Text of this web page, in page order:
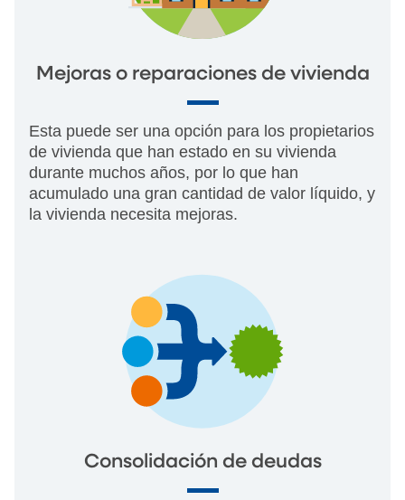
Mejoras o reparaciones de vivienda
Esta puede ser una opción para los propietarios
de vivienda que han estado en su vivienda
durante muchos años, por lo que han
acumulado una gran cantidad de valor líquido, y
la vivienda necesita mejoras.
Consolidación de deudas